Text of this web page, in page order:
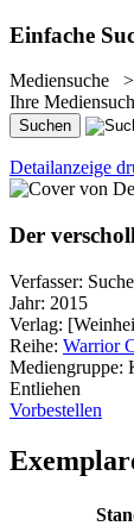
Einfache
Mediensuche
Ihre
Detailanzeige
Der
Verfasser:
Jahr: 2015
Verlag:
Reihe: Warrior
Mediengruppe:
Entliehen
Vorbestellen